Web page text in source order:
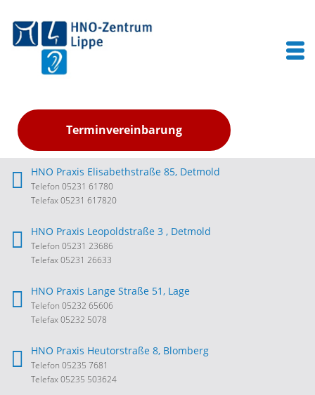
Terminvereinbarung
HNO Praxis Elisabethstraße 85, Detmold
Telefon 05231 61780
Telefax 05231 617820
HNO Praxis Leopoldstraße 3 , Detmold
Telefon 05231 23686
Telefax 05231 26633
HNO Praxis Lange Straße 51, Lage
Telefon 05232 65606
Telefax 05232 5078
HNO Praxis Heutorstraße 8, Blomberg
Telefon 05235 7681
Telefax 05235 503624